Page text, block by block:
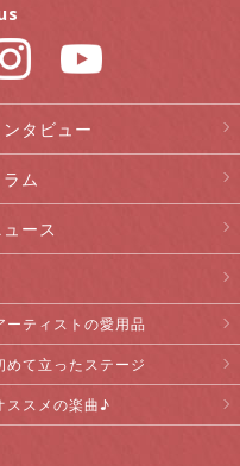
ンタビュー
ラム
ュース
ーティストの愛用品
めて立ったステージ
ススメの楽曲♪